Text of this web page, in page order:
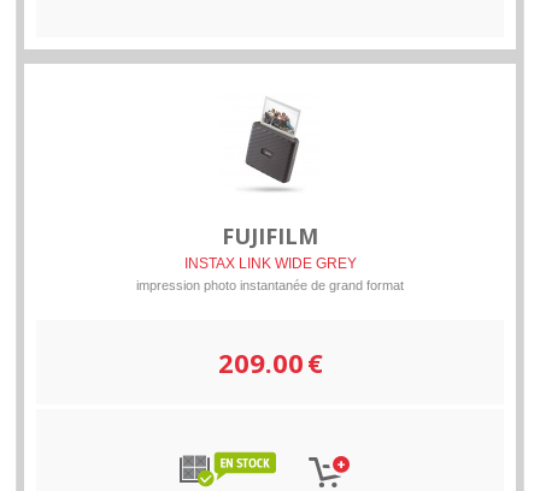
FUJIFILM
INSTAX LINK WIDE GREY
impression photo instantanée de grand format
209.00€